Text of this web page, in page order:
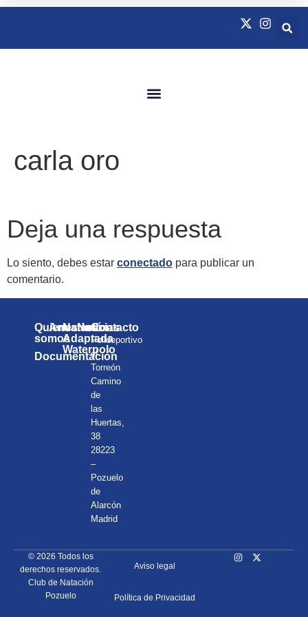
carla oro
Deja una respuesta
Lo siento, debes estar conectado para publicar un
comentario.
Quienes
somos
Documentación
Anuarios
Natación
Adaptada
Waterpolo
Noticias
Contacto
Polideportivo
el
Torreón
Camino
de
las
Huertas,
38
28223
–
Pozuelo
de
Alarcón
Madrid
© 2026 Todos los
derechos reservados.
Club de Natación
Pozuelo
Aviso legal
Política de Privacidad